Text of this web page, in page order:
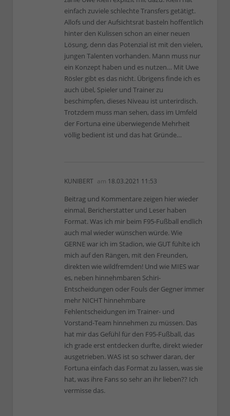
einfach zuviele schlechte Transfers getätigt.
Allofs und der Aufsichtsrat basteln hoffentlich
hinter den Kulissen schon an einer neuen
Lösung, denn das Potenzial ist mit den vielen,
jungen Talenten vorhanden. Mann muss nur
ein Konzept haben und es nutzen… Mit Uwe
Rösler gibt es das nicht. Übrigens finde ich es
auch übel, Spieler und Trainer zu
beschimpfen, dieses Niveau ist unterirdisch.
Trotzdem muss man sehen, dass im Umfeld
der Fortuna eine überwiegende Mehrheit
völlig bedient ist und das hat Gründe…
KUNIBERT am 18.03.2021 11:53
Beitrag und Kommentare zeigen hier wieder
einmal, Bericherstatter und Leser haben
Format. Was ich mir beim F95-Fußball endlich
auch mal wieder wünschen würde. Wie
GERNE war ich im Stadion, wie GUT fühlte ich
mich auf den Rängen, mit den Freunden,
direkten wie wildfremden! Und wie MIES war
es, neben hinnehmbaren Schiri-
Entscheidungen oder Fouls der Gegner immer
mehr NICHT hinnehmbare
Fehlentscheidungen im Trainer- und
Vorstand-Team hinnehmen zu müssen. Das
hat mir das Gefühl für den F95-Fußball, das
ich grade erst entdecken durfte, direkt wieder
ausgetrieben. WAS ist so schwer daran, der
Fortuna einfach das Format zu lassen, was sie
hat, was ihre Fans so sehr an ihr lieben?? Ich
vermisse das.